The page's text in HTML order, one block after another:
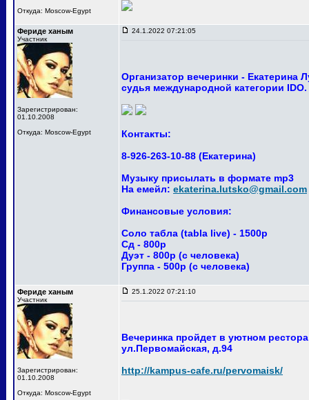
Откуда: Moscow-Egypt
Фериде ханым
Участник
Зарегистрирован:
01.10.2008
Откуда: Moscow-Egypt
24.1.2022 07:21:05
Организатор вечеринки -
судья международной категории
Контакты:
8-926-263-10-88 (Екатерина)
Музыку присылать в формате mp3
На емейл: ekaterina.lutsko@gmail.com
Финансовые условия:
Соло табла (tabla live) - 1500р
Сд - 800р
Дуэт - 800р (с человека)
Группа - 500р (с человека)
Фериде ханым
Участник
Зарегистрирован:
01.10.2008
Откуда: Moscow-Egypt
25.1.2022 07:21:10
Вечеринка пройдет в уютном
ул.Первомайская, д.94
http://kampus-cafe.ru/pervomaisk/